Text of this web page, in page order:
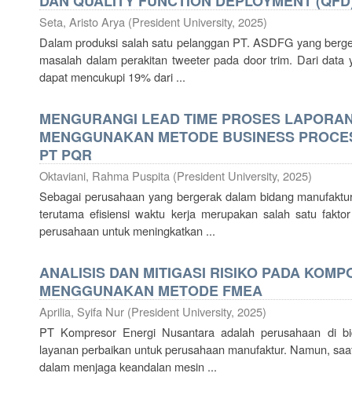
Seta, Aristo Arya (President University, 2025)
Dalam produksi salah satu pelanggan PT. ASDFG yang
masalah dalam perakitan tweeter pada door trim. Dari data
dapat mencukupi 19% dari ...
MENGURANGI LEAD TIME PROSES
MENGGUNAKAN METODE BUSINESS
PT PQR
Oktaviani, Rahma Puspita (President University, 2025)
Sebagai perusahaan yang bergerak dalam bidang
terutama efisiensi waktu kerja merupakan salah satu
perusahaan untuk meningkatkan ...
ANALISIS DAN MITIGASI RISIKO PADA
MENGGUNAKAN METODE FMEA
Aprilia, Syifa Nur (President University, 2025)
PT Kompresor Energi Nusantara adalah perusahaan di
layanan perbaikan untuk perusahaan manufaktur. Namun,
dalam menjaga keandalan mesin ...